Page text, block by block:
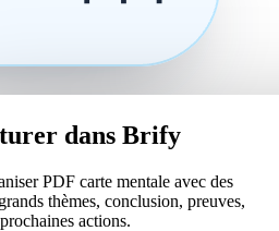
dans Brify
PDF carte mentale avec des
thèmes, conclusion, preuves,
actions.